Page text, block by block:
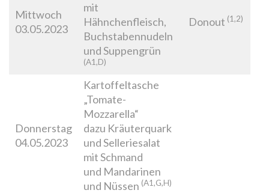
Mittwoch
03.05.2023
mit
Hähnchenfleisch,
Buchstabennudeln
und Suppengrün
(A1,D)
Donout (1,2)
Donnerstag
04.05.2023
Kartoffeltasche
„Tomate-
Mozzarella“
dazu Kräuterquark
und Selleriesalat
mit Schmand
und Mandarinen
und Nüssen (A1,G,H)